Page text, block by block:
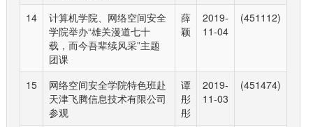
14
计算机学院、网络空间安全
学院举办“雄关漫道七十
载，而今吾辈续风采”主题
团课
薛
颖
2019-
11-04
(451112)
15
网络空间安全学院特色班赴
天津飞腾信息技术有限公司
参观
谭
彤
彤
2019-
11-03
(451474)